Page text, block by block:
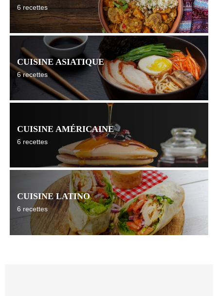
6 recettes
CUISINE ASIATIQUE
6 recettes
CUISINE AMÉRICAINE
6 recettes
CUISINE LATINO
6 recettes